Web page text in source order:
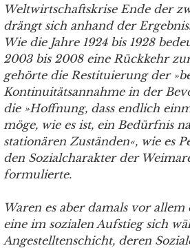
Weltwirtschaftskrise Ende der
drängt sich anhand der
Wie die Jahre 1924 bis 1928
2003 bis 2008 eine Rückkehr
gehörte die Restituierung der
Kontinuitätsannahme in der
die »Hoffnung, dass endlich
möge, wie es ist, ein Bedürfnis
stationären Zuständen«, wie es
den Sozialcharakter der
formulierte.
Waren es aber damals vor
eine im sozialen Aufstieg sich
Angestelltenschicht, deren